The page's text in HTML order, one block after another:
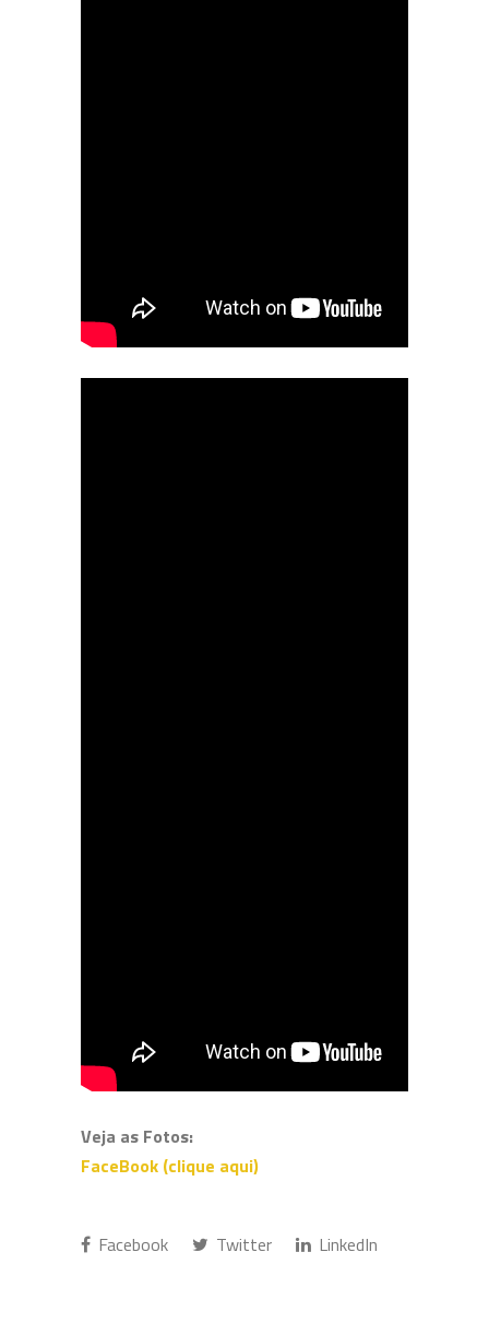
Veja as Fotos:
FaceBook (clique aqui)
Facebook Twitter LinkedIn